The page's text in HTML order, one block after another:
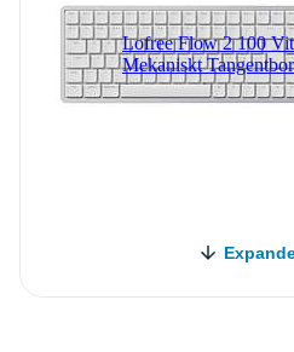
Lofree Flow 2 100
Mekaniskt